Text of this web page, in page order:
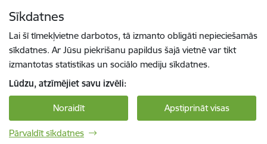
Sīkdatnes
Lai šī tīmekļvietne darbotos, tā izmanto obligāti nepieciešamās
sīkdatnes. Ar Jūsu piekrišanu papildus šajā vietnē var tikt
izmantotas statistikas un sociālo mediju sīkdatnes.
Lūdzu, atzīmējiet savu izvēli:
Noraidīt Apstiprināt visas
Pārvaldīt sīkdatnes